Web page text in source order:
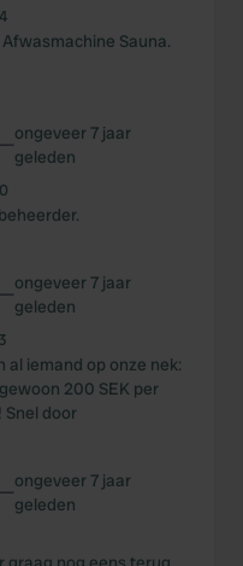
Sauna.
—ongeveer 7 jaar
geleden
—ongeveer 7 jaar
geleden
iemand op onze nek:
200 SEK per
door
—ongeveer 7 jaar
geleden